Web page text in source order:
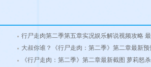
行尸走肉第二季第五章实况娱乐解说视频攻略
大叔你谁？《行尸走肉：第二季》第二章最新预
《行尸走肉：第二季》第二章最新截图 萝莉怒